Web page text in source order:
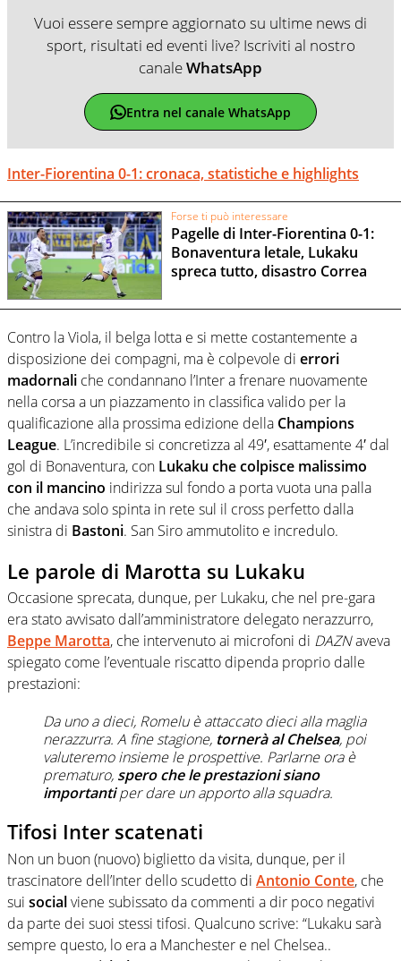
Vuoi essere sempre aggiornato su ultime news di
sport, risultati ed eventi live? Iscriviti al nostro
canaleWhatsApp
Entra nel canale WhatsApp
Inter-Fiorentina 0-1: cronaca, statistiche e highlights
Forse ti può interessare
Pagelle di Inter-Fiorentina 0-1:
Bonaventura letale, Lukaku
spreca tutto, disastro Correa
Contro la Viola, il belga lotta e si mette costantemente a
disposizione dei compagni, ma è colpevole di errori
madornali che condannano l’Inter a frenare nuovamente
nella corsa a un piazzamento in classifica valido per la
qualificazione alla prossima edizione della Champions
League. L’incredibile si concretizza al 49′, esattamente 4′ dal
gol di Bonaventura, con Lukaku che colpisce malissimo
con il mancino indirizza sul fondo a porta vuota una palla
che andava solo spinta in rete sul il cross perfetto dalla
sinistra di Bastoni. San Siro ammutolito e incredulo.
Le parole di Marotta su Lukaku
Occasione sprecata, dunque, per Lukaku, che nel pre-gara
era stato avvisato dall’amministratore delegato nerazzurro,
Beppe Marotta, che intervenuto ai microfoni di DAZNaveva
spiegato come l’eventuale riscatto dipenda proprio dalle
prestazioni:
Da uno a dieci, Romelu è attaccato dieci alla maglia
nerazzurra. A fine stagione, tornerà al Chelsea, poi
valuteremo insieme le prospettive. Parlarne ora è
prematuro, spero che le prestazioni siano
importantiper dare un apporto alla squadra.
Tifosi Inter scatenati
Non un buon (nuovo) biglietto da visita, dunque, per il
trascinatore dell’Inter dello scudetto di Antonio Conte, che
sui socialviene subissato da commenti a dir poco negativi
da parte dei suoi stessi tifosi. Qualcuno scrive: “Lukaku sarà
sempre questo, lo era a Manchester e nel Chelsea..